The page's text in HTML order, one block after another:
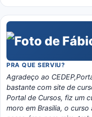
PRA QUE SERVIU?
Agradeço ao
bastante com site de
Portal de Cursos, fiz um
moro em Brasilia, o